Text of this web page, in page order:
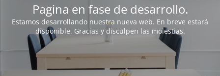
Pagina en fase de desarrollo.
Estamos desarrollando nuestra nueva web. En breve estará
disponible. Gracias y disculpen las molestias.